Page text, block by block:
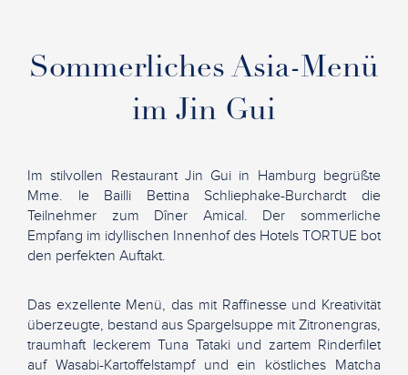
Sommerliches Asia-Menü
im Jin Gui
Im stilvollen Restaurant Jin Gui in Hamburg begrüßte
Mme. le Bailli Bettina Schliephake-Burchardt die
Teilnehmer zum Dîner Amical. Der sommerliche
Empfang im idyllischen Innenhof des Hotels TORTUE bot
den perfekten Auftakt.
Das exzellente Menü, das mit Raffinesse und Kreativität
überzeugte, bestand aus Spargelsuppe mit Zitronengras,
traumhaft leckerem Tuna Tataki und zartem Rinderfilet
auf Wasabi-Kartoffelstampf und ein köstliches Matcha